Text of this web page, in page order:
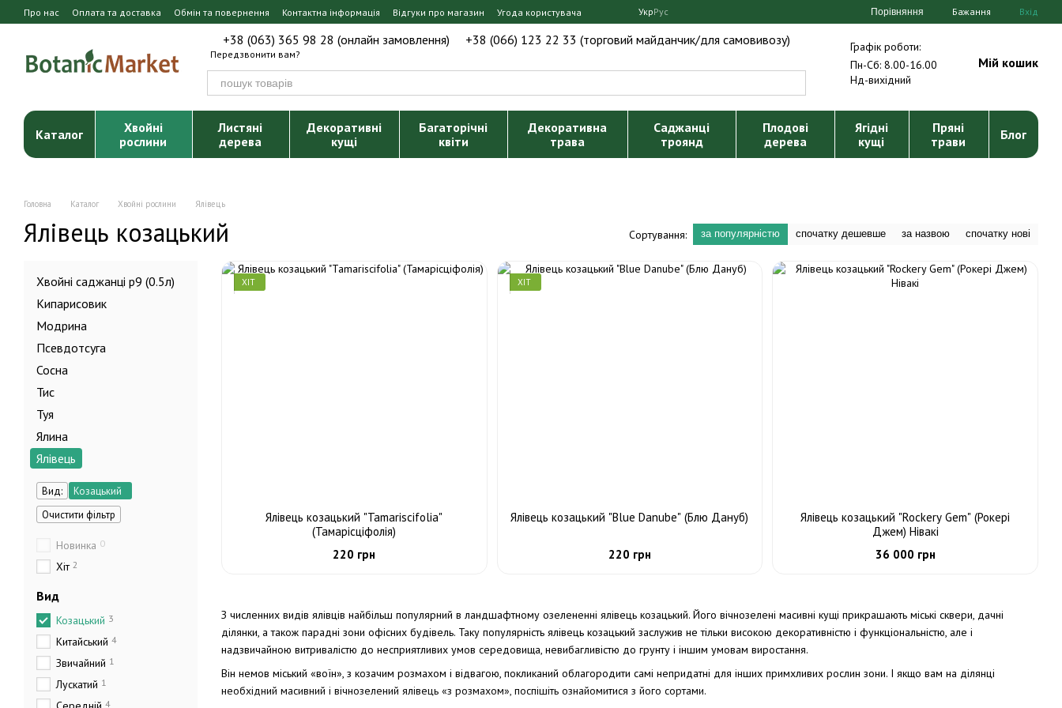
Перейти до основного контенту
Про нас Оплата та доставка Обмін та повернення Контактна інформація Відгуки про магазин Угода користувача УкрРус Порівняння Бажання Вхід
+38 (063) 365 98 28 (онлайн замовлення) +38 (066) 123 22 33 (торговий майданчик/для самовивозу)
Передзвонити вам?
Графік роботи:
Пн-Сб: 8.00-16.00
Нд-вихідний
Мій кошик
Каталог
Хвойні
рослини
Листяні
дерева
Декоративні
кущі
Багаторічні
квіти
Декоративна
трава
Саджанці
троянд
Плодові
дерева
Ягідні
кущі
Пряні
трави
Блог
Головна Каталог Хвойні рослини Ялівець
Ялівець козацький Сортування: за популярністю спочатку дешевше за назвою спочатку нові
З численних видів ялівців найбільш популярний в ландшафтному озелененні ялівець козацький. Його вічнозелені масивні кущі прикрашають міські сквери, дачні
ділянки, а також парадні зони офісних будівель. Таку популярність ялівець козацький заслужив не тільки високою декоративністю і функціональністю, але і
надзвичайною витривалістю до несприятливих умов середовища, невибагливістю до грунту і іншим умовам виростання.
Він немов міський «воїн», з козачим розмахом і відвагою, покликаний облагородити самі непридатні для інших примхливих рослин зони. І якщо вам на ділянці
необхідний масивний і вічнозелений ялівець «з розмахом», поспішіть ознайомитися з його сортами.
ХІТ
Ялівець козацький "Tamariscifolia"
(Тамарісціфолія)
220 грн
ХІТ
Ялівець козацький "Blue Danube" (Блю Дануб)
220 грн
Ялівець козацький "Rockery Gem" (Рокері
Джем) Нівакі
36 000 грн
Хвойні саджанці р9 (0.5л)
Кипарисовик
Модрина
Псевдотсуга
Сосна
Тис
Туя
Ялина
Ялівець
Вид:
Козацький
Очистити фільтр
Новинка 0
Хіт 2
Вид
Козацький 3
Китайський 4
Звичайний 1
Лускатий 1
4